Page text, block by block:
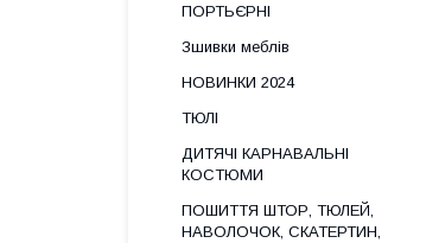
ПОРТЬЄРНІ
Зшивки меблів
НОВИНКИ 2024
ТЮЛІ
ДИТЯЧІ КАРНАВАЛЬНІ
КОСТЮМИ
ПОШИТТЯ ШТОР, ТЮЛЕЙ,
НАВОЛОЧОК, СКАТЕРТИН,